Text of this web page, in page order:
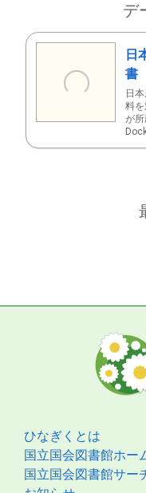
デ
日
書
日
料
が所
ひなぎくとは
国立国会図書館ホー
国立国会図書館サー